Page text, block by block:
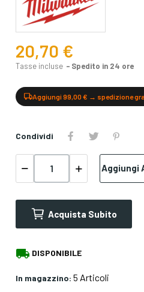
20,70 €
Tasse incluse Spedito in 24 ore
Aggiungi 99,00 € → spedizione
Condividi
Aggiungi
Acquista Subito
local_shipping DISPONIBILE
In magazzino: 5 Articoli